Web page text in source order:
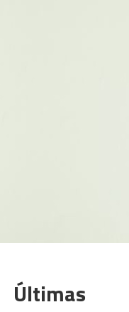
Últimas